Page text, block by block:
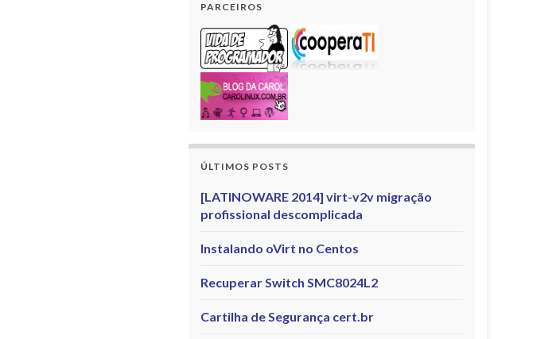
PARCEIROS
ÚLTIMOS POSTS
[LATINOWARE 2014] virt-v2v migração
profissional descomplicada
Instalando oVirt no Centos
Recuperar Switch SMC8024L2
Cartilha de Segurança cert.br